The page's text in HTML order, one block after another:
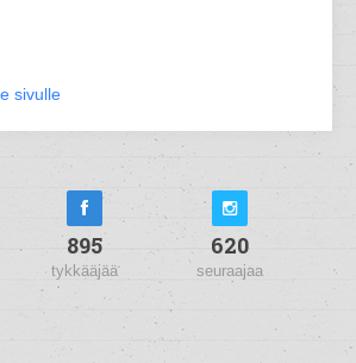
sivulle
895
tykkääjää
620
seuraajaa